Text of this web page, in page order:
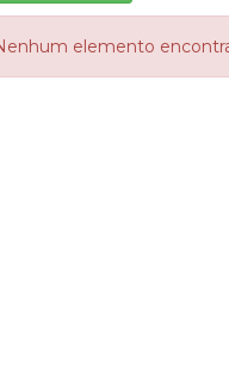
elemento